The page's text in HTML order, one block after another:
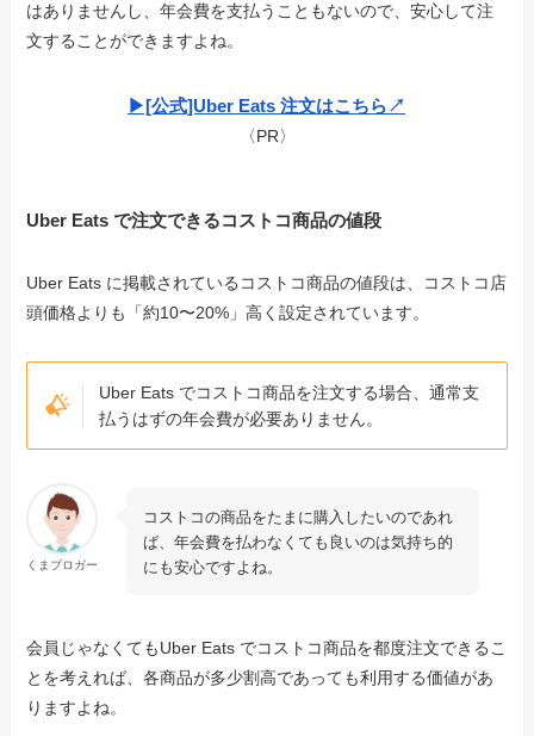
はありませんし、年会費を支払うこともないので、安心して注
文することができますよね。
▶︎[公式]Uber Eats 注文はこちら↗︎
〈PR〉
Uber Eats で注文できるコストコ商品の値段
Uber Eats に掲載されているコストコ商品の値段は、コストコ店
頭価格よりも「約10〜20%」高く設定されています。
Uber Eats でコストコ商品を注文する場合、通常支
払うはずの年会費が必要ありません。
くまブロガー
コストコの商品をたまに購入したいのであれ
ば、年会費を払わなくても良いのは気持ち的
にも安心ですよね。
会員じゃなくてもUber Eats でコストコ商品を都度注文できるこ
とを考えれば、各商品が多少割高であっても利用する価値があ
りますよね。